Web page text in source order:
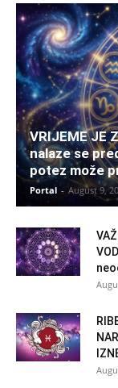
VRIJEME JE
nalaze se
potez može
Portal - August 9,